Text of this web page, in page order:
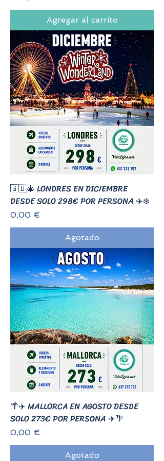
Agregar al carrito
🇬🇧🎄 LONDRES EN DICIEMBRE
DESDE SOLO 298€ POR PERSONA ✈️❄️
Precio
0,00 €
Agotado
🌴✈️ MALLORCA EN AGOSTO DESDE
SOLO 273€ POR PERSONA ✈️🌴
Precio
0,00 €
Agotado